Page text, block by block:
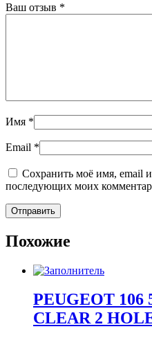
Ваш отзыв *
Имя *
Email *
Сохранить моё имя, email и
последующих моих
Похожие
PEUGEOT 106
CLEAR 2